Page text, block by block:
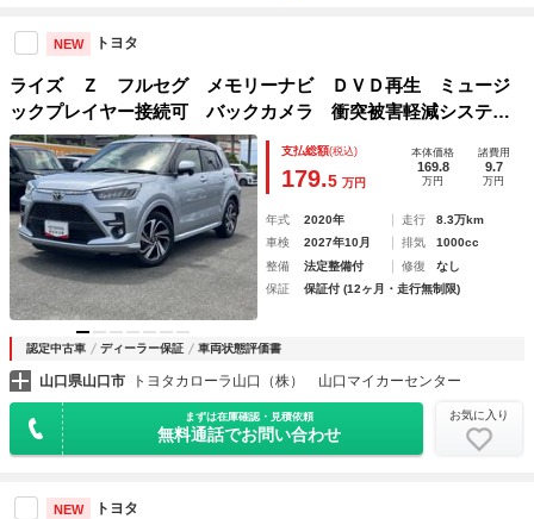
NEW トヨタ
ライズ Ｚ フルセグ メモリーナビ ＤＶＤ再生 ミュージ
ックプレイヤー接続可 バックカメラ 衝突被害軽減システ
ム ＥＴＣ ドラレコ ＬＥＤヘッドランプ ワンオーナー
記録簿 アイドリングストップ
支払総額(税込)
179.5 万円
本体価格
169.8
万円
諸費用
9.7
万円
年式 2020年 走行
8.3万km
車検
2027年10月 排気
1000cc
整備
法定整備付 修復
なし
保証
保証付 (12ヶ月・走行無制限)
認定中古車 ディーラー保証 車両状態評価書
山口県山口市 トヨタカローラ山口（株） 山口マイカーセンター
まずは在庫確認・見積依頼
無料通話でお問い合わせ
お気に入り
NEW トヨタ